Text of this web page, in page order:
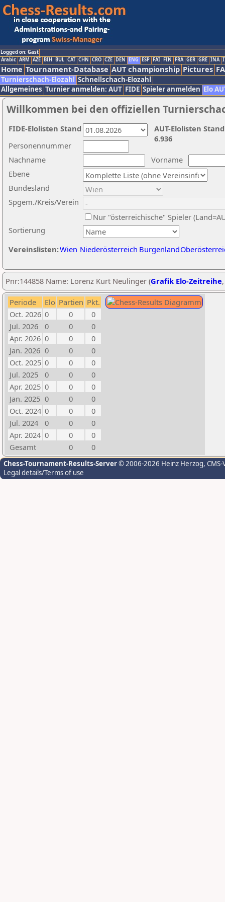
Logged on: Gast
Arabic ARM AZE BIH BUL CAT CHN CRO CZE DEN ENG ESP FAI FIN FRA GER GRE INA
Home Tournament-Database AUT championship Pictures
Turnierschach-Elozahl Schnellschach-Elozahl
Allgemeines Turnier anmelden: AUT FIDE Spieler anmelden Elo
Willkommen bei den offiziellen
Nachname
Vorname
Ebene
Sortierung
Personennummer
Bundesland
Spgem./Kreis/Verein
Nur "österreichische" Spieler
Vereinslisten:Wien Niederösterreich Burgenland
AUT-Elolisten
6.936
FIDE-Elolisten Stand
Pnr:144858 Name: Lorenz Kurt Neulinger (Grafik Elo-Zeitreihe
Periode Elo Partien Pkt.
Oct. 2026 0 0
0
Jul. 2026
0 0
0
Apr. 2026 0 0
0
Jan. 2026 0 0
0
Oct. 2025 0 0
0
Jul. 2025
0 0
0
Apr. 2025 0 0
0
Jan. 2025 0 0
0
Oct. 2024 0 0
0
Jul. 2024
0 0
0
Apr. 2024 0 0
0
Gesamt
0 0
Chess-Tournament-Results-Server© 2006-2026 Heinz Herzog,
Legal details/Terms of use